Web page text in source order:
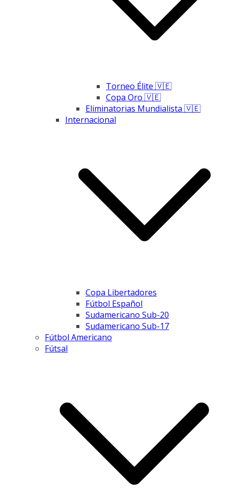
Torneo Élite 🇻🇪
Copa Oro 🇻🇪
Eliminatorias Mundialista 🇻🇪
Internacional
Copa Libertadores
Fútbol Español
Sudamericano Sub-20
Sudamericano Sub-17
Fútbol Americano
Fútsal